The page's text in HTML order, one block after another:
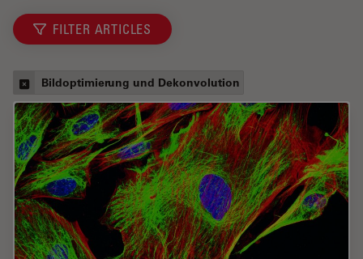
FILTER ARTICLES
Bildoptimierung und Dekonvolution